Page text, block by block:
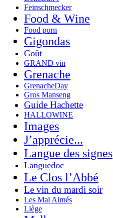
Feinschmecker
Food & Wine
Food porn
Gigondas
Goût
GRAND vin
Grenache
GrenacheDay
Gros Manseng
Guide Hachette
HALLOWINE
Images
J’apprécie...
Langue des signes
Languedoc
Le Clos l’Abbé
Le vin du mardi soir
Les Mal Aimés
Liège